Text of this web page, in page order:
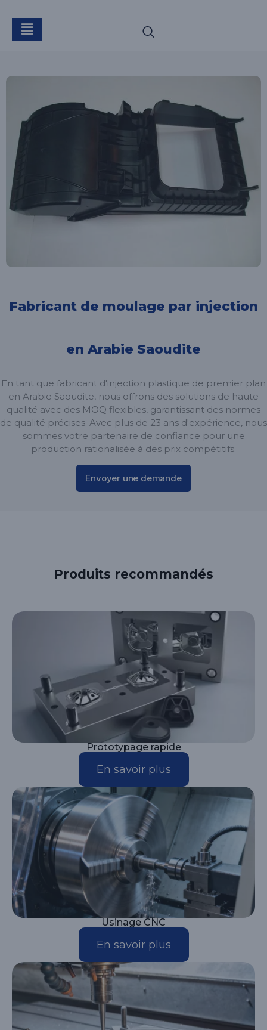
Fabricant de moulage par injection
en Arabie Saoudite
En tant que fabricant d'injection plastique de premier plan
en Arabie Saoudite, nous offrons des solutions de haute
qualité avec des MOQ flexibles, garantissant des normes
de qualité précises. Avec plus de 23 ans d'expérience, nous
sommes votre partenaire de confiance pour une
production rationalisée à des prix compétitifs.
Envoyer une demande
Produits recommandés
Prototypage rapide
En savoir plus
Usinage CNC
En savoir plus